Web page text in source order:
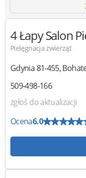
4 ŁapySalon
Pielęgnacja zwierząt
Gdynia81-455,
509-498-166
zgłoś do aktualizacji
Ocena6.0